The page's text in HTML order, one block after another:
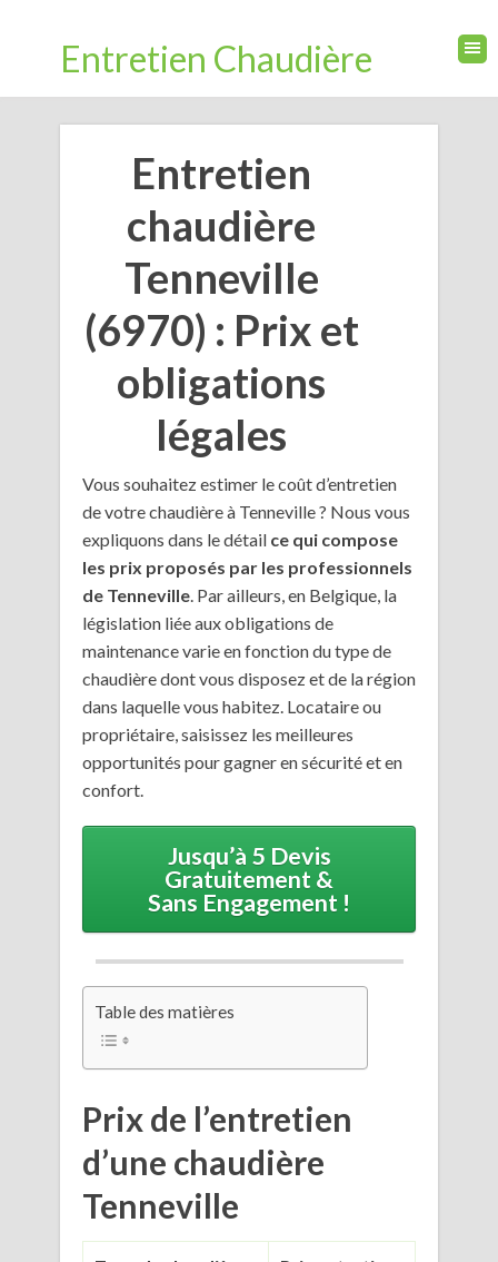
Entretien Chaudière
Entretien
chaudière
Tenneville
(6970) : Prix et
obligations
légales
Vous souhaitez estimer le coût d’entretien
de votre chaudière à Tenneville ? Nous vous
expliquons dans le détail ce qui compose
les prix proposés par les professionnels
de Tenneville. Par ailleurs, en Belgique, la
législation liée aux obligations de
maintenance varie en fonction du type de
chaudière dont vous disposez et de la région
dans laquelle vous habitez. Locataire ou
propriétaire, saisissez les meilleures
opportunités pour gagner en sécurité et en
confort.
Jusqu’à 5 Devis
Gratuitement &
Sans Engagement !
Table des matières
Prix de l’entretien
d’une chaudière
Tenneville